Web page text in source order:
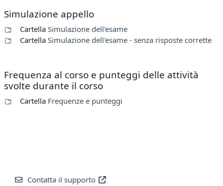
Simulazione appello
Cartella Simulazione dell'esame
Cartella Simulazione dell'esame - senza risposte corrette
Frequenza al corso e punteggi delle attività
svolte durante il corso
Cartella Frequenze e punteggi
Contatta il supporto